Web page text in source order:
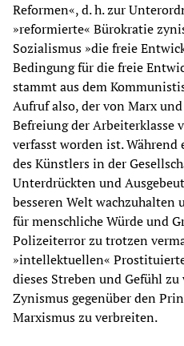
Reformen«, d. h. zur
»reformierte« Bürokratie
Sozialismus »die freie
Bedingung für die freie
stammt aus dem
Aufruf also, der von Marx
Befreiung der Arbeiterklasse
verfasst worden ist. Während
des Künstlers in der
Unterdrückten und
besseren Welt wachzuhalten
für menschliche Würde und
Polizeiterror zu trotzen
»intellektuellen«
dieses Streben und Gefühl
Zynismus gegenüber den
Marxismus zu verbreiten.